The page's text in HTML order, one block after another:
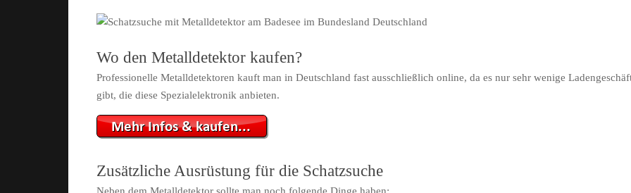
Wo den Metalldetektor kaufen?
Professionelle Metalldetektoren kauft man in Deutschland fast ausschließlich online, da es nur sehr wenige
gibt, die diese Spezialelektronik anbieten.
Zusätzliche Ausrüstung für die Schatzsuche